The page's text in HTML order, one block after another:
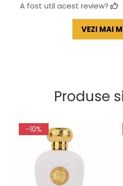
A fost util acest review?
VEZI MAI
Produse
-10%